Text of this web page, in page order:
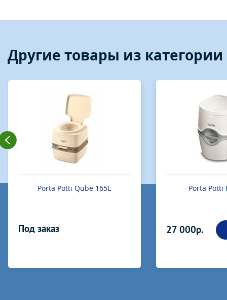
Другие товары из
Potti Qube 165L Porta Potti EM 565 P
В КОРЗИНУ